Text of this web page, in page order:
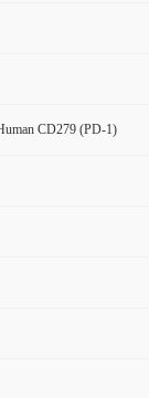
CD279 (PD-1)